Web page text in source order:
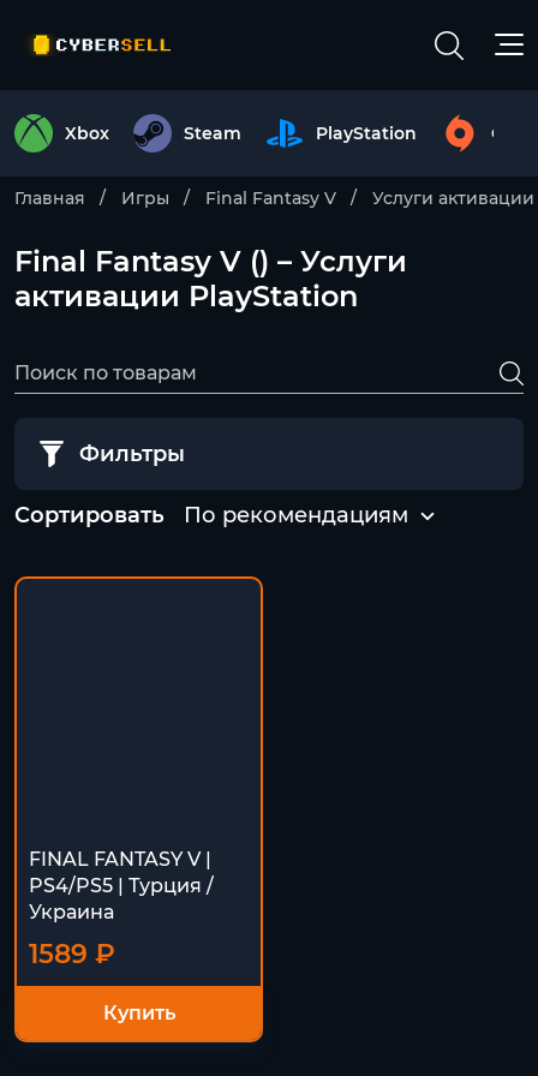
Xbox Steam PlayStation
Главная Игры Final Fantasy V Услуги активации
Final Fantasy V () – Услуги
активации PlayStation
Фильтры
Сортировать По рекомендациям
FINAL FANTASY V |
PS4/PS5 | Турция /
Украина
1589 ₽
Купить